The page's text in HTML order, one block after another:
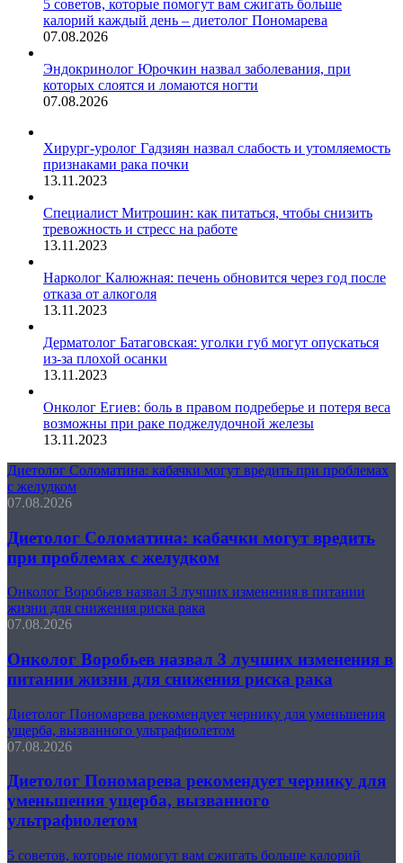
5 советов, которые помогут вам сжигать больше
калорий каждый день – диетолог Пономарева
07.08.2026
Эндокринолог Юрочкин назвал заболевания, при
которых слоятся и ломаются ногти
07.08.2026
Хирург-уролог Гадзиян назвал слабость и утомляемость
признаками рака почки
13.11.2023
Специалист Митрошин: как питаться, чтобы снизить
тревожность и стресс на работе
13.11.2023
Нарколог Калюжная: печень обновится через год после
отказа от алкоголя
13.11.2023
Дерматолог Батаговская: уголки губ могут опускаться
из-за плохой осанки
13.11.2023
Онколог Егиев: боль в правом подреберье и потеря веса
возможны при раке поджелудочной железы
13.11.2023
Диетолог Соломатина: кабачки могут вредить при проблемах
с желудком
07.08.2026
Диетолог Соломатина: кабачки могут вредить
при проблемах с желудком
Онколог Воробьев назвал 3 лучших изменения в питании
жизни для снижения риска рака
07.08.2026
Онколог Воробьев назвал 3 лучших изменения в
питании жизни для снижения риска рака
Диетолог Пономарева рекомендует чернику для уменьшения
ущерба, вызванного ультрафиолетом
07.08.2026
Диетолог Пономарева рекомендует чернику для
уменьшения ущерба, вызванного
ультрафиолетом
5 советов, которые помогут вам сжигать больше калорий